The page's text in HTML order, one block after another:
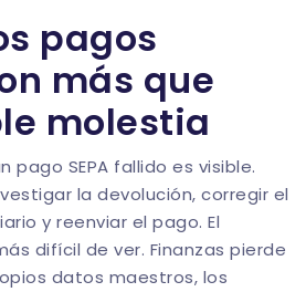
pagos
más que
molestia
pago SEPA fallido es visible.
la devolución, corregir el
y reenviar el pago. El
difícil de ver. Finanzas pierde
datos maestros, los